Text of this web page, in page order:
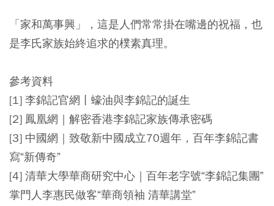
「家和萬事興」，這是人們常常掛在嘴邊的祝福，也
是李氏家族始終追求的樸素真理。
參考資料
[1] 李錦記官網丨蠔油與李錦記的誕生
[2] 鳳凰網｜解密香港李錦記家族傳承密碼
[3] 中國網｜致敬新中國成立70週年，百年李錦記書
寫“新傳奇”
[4] 清華大學華商研究中心｜百年老字號“李錦記集團”
掌門人李惠民做客“華商領袖 清華講堂”